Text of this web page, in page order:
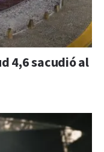
4,6 sacudió al